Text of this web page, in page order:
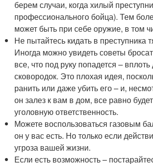
берем случаи, когда хилый
профессионального бойца). Тем
может быть при себе оружие, в том
Не пытайтесь кидать в преступника
Иногда можно увидеть советы
все, что под руку попадется –
сковородок. Это плохая идея,
ранить или даже убить его – и,
он залез к вам в дом, все равно
уголовную ответственность.
Можете воспользоваться газовым
он у вас есть. Но только если
угроза вашей жизни.
Если есть возможность –